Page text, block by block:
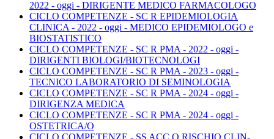
2022 - oggi - DIRIGENTE MEDICO FARMACOLOGO
CICLO COMPETENZE - SC R EPIDEMIOLOGIA
CLINICA - 2022 - oggi - MEDICO EPIDEMIOLOGO e
BIOSTATISTICO
CICLO COMPETENZE - SC R PMA - 2022 - oggi -
DIRIGENTI BIOLOGI/BIOTECNOLOGI
CICLO COMPETENZE - SC R PMA - 2023 - oggi -
TECNICO LABORATORIO DI SEMINOLOGIA
CICLO COMPETENZE - SC R PMA - 2024 - oggi -
DIRIGENZA MEDICA
CICLO COMPETENZE - SC R PMA - 2024 - oggi -
OSTETRICA/O